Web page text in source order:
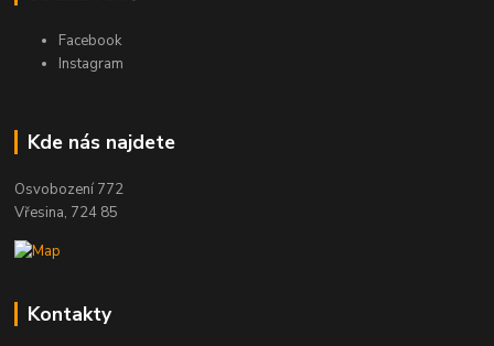
Facebook
Instagram
Kde nás najdete
Osvobození 772
Vřesina, 724 85
Kontakty